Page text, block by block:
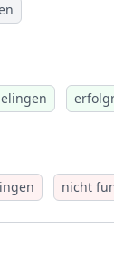
nicht